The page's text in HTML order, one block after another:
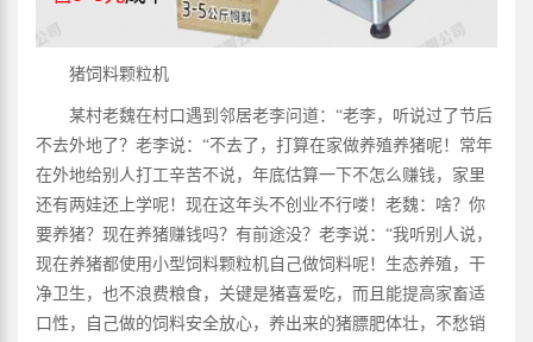
猪饲料颗粒机
某村老魏在村口遇到邻居老李问道：“老李，听说过了节后
不去外地了？老李说：“不去了，打算在家做养殖养猪呢！常年
在外地给别人打工辛苦不说，年底估算一下不怎么赚钱，家里
还有两娃还上学呢！现在这年头不创业不行喽！老魏：啥？你
要养猪？现在养猪赚钱吗？有前途没？老李说：“我听别人说，
现在养猪都使用小型饲料颗粒机自己做饲料呢！生态养殖，干
净卫生，也不浪费粮食，关键是猪喜爱吃，而且能提高家畜适
口性，自己做的饲料安全放心，养出来的猪膘肥体壮，不愁销